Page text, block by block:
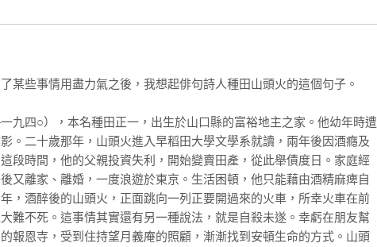
的那些人事物，在我心裡有另一個意義：與之相遇又分離其實並未真
那個無比開闊的總和裡。」
寫文章的狀態，神思該怎麼流動就怎麼流動，該怎麼停止就怎麼停
這種境界，即使耗盡力氣又看似毫不費力。看遍了水去雲回，那就再
剩下多少真心。
與禪心》
文
憶中的《十年詩草》
些事情用盡力氣之後，我想起俳句詩人種田山頭火的這個句子。
四○），本名種田正一，出生於山口縣的富裕地主之家。他幼年時遭
。二十歲那年，山頭火進入早稻田大學文學系就讀，兩年後因酒癮及
段時間，他的父親投資失利，開始變賣田產，從此舉債度日。家庭經
又離家、離婚，一度浪遊於東京。生活困頓，他只能藉由酒精麻痺自
，酒醉後的山頭火，正面跳向一列正要開過來的火車，所幸火車在前
難不死。這事情其實還有另一種說法，就是自殺未遂。幸虧在朋友幫
報恩寺，受到住持望月義庵的照顧，漸漸找到安頓生命的方式。山頭